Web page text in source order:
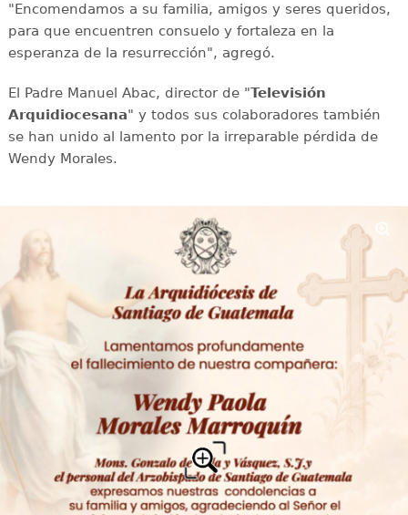
"Encomendamos a su familia, amigos y seres queridos,
para que encuentren consuelo y fortaleza en la
esperanza de la resurrección", agregó.
El Padre Manuel Abac, director de "Televisión
Arquidiocesana" y todos sus colaboradores también
se han unido al lamento por la irreparable pérdida de
Wendy Morales.